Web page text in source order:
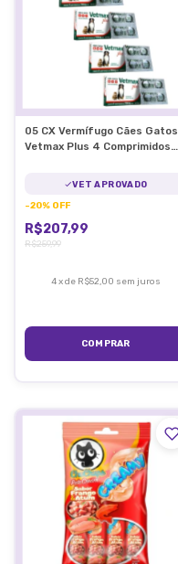
05 CX Vermífugo Cães Gatos
Vetmax Plus 4 Comprimidos
VET APROVADO
-20% OFF
R$207,99
R$259,99
4xde R$52,00 sem juros